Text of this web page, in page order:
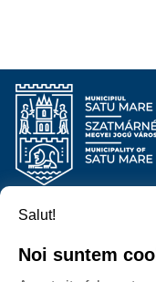
P-ȚA 25
Salut!
Noi suntem